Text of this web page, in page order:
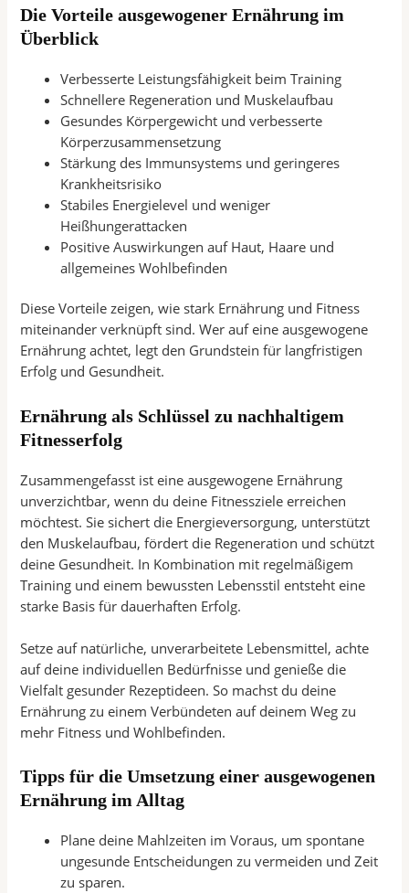
Die Vorteile ausgewogener Ernährung im
Überblick
Verbesserte Leistungsfähigkeit beim Training
Schnellere Regeneration und Muskelaufbau
Gesundes Körpergewicht und verbesserte
Körperzusammensetzung
Stärkung des Immunsystems und geringeres
Krankheitsrisiko
Stabiles Energielevel und weniger
Heißhungerattacken
Positive Auswirkungen auf Haut, Haare und
allgemeines Wohlbefinden
Diese Vorteile zeigen, wie stark Ernährung und Fitness
miteinander verknüpft sind. Wer auf eine ausgewogene
Ernährung achtet, legt den Grundstein für langfristigen
Erfolg und Gesundheit.
Ernährung als Schlüssel zu nachhaltigem
Fitnesserfolg
Zusammengefasst ist eine ausgewogene Ernährung
unverzichtbar, wenn du deine Fitnessziele erreichen
möchtest. Sie sichert die Energieversorgung, unterstützt
den Muskelaufbau, fördert die Regeneration und schützt
deine Gesundheit. In Kombination mit regelmäßigem
Training und einem bewussten Lebensstil entsteht eine
starke Basis für dauerhaften Erfolg.
Setze auf natürliche, unverarbeitete Lebensmittel, achte
auf deine individuellen Bedürfnisse und genieße die
Vielfalt gesunder Rezeptideen. So machst du deine
Ernährung zu einem Verbündeten auf deinem Weg zu
mehr Fitness und Wohlbefinden.
Tipps für die Umsetzung einer ausgewogenen
Ernährung im Alltag
Plane deine Mahlzeiten im Voraus, um spontane
ungesunde Entscheidungen zu vermeiden und Zeit
zu sparen.